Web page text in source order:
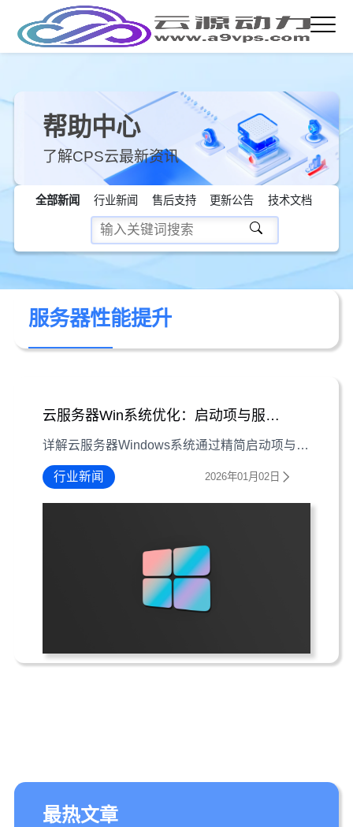
帮助中心
了解CPS云最新资讯
全部新闻 行业新闻 售后支持 更新公告 技术文档
服务器性能提升
云服务器Win系统优化：启动项与服务精简指南
详解云服务器Windows系统通过精简启动项与服务提升运行效率的操作方法、注意事项及配置技巧
行业新闻 2026年01月02日
最热文章